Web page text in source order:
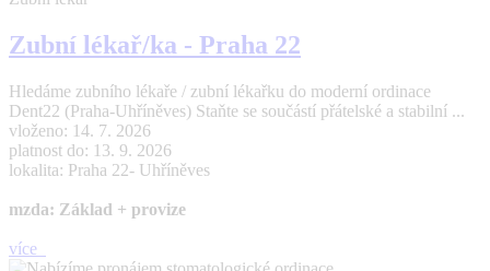
Zubní lékař/ka - Praha 22
Hledáme zubního lékaře / zubní lékařku do moderní ordinace
Dent22 (Praha-Uhříněves) Staňte se součástí přátelské a stabilní ...
vloženo: 14. 7. 2026
platnost do: 13. 9. 2026
lokalita: Praha 22- Uhříněves
mzda: Základ + provize
více